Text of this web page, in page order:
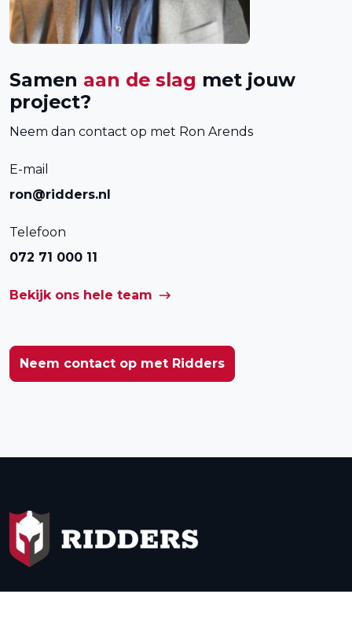
Samen aan de slag met jouw
project?
Neem dan contact op met Ron Arends
E-mail
ron@ridders.nl
Telefoon
072 71 000 11
Bekijk ons hele team
Neem contact op met Ridders